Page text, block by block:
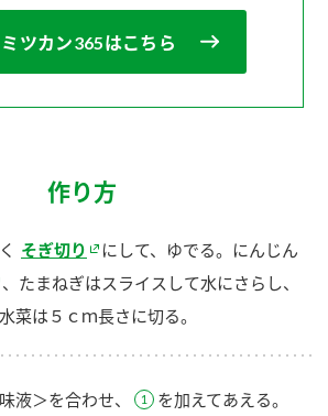
ミツカン365はこちら
作り方
そぎ切り
にして、ゆでる。にんじん
、たまねぎはスライスして水にさらし、
菜は５ｃｍ長さに切る。
液＞を合わせ、 を加えてあえる。